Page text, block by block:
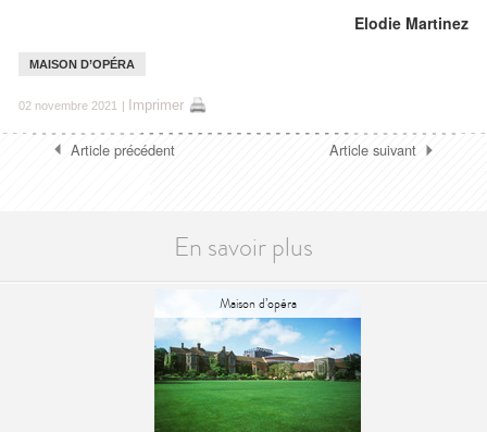
Elodie Martinez
MAISON D’OPÉRA
02 novembre 2021 | Imprimer
Article précédent Article suivant
En savoir plus
Maison d’opéra